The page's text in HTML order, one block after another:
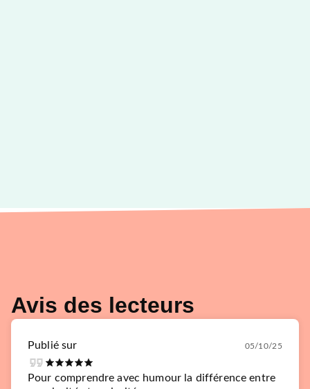
Avis des lecteurs
Publié sur 05/10/25
Pour comprendre avec humour la différence entre